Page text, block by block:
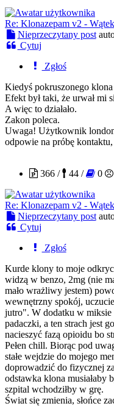
Re: Klonazepam v2 -
Nieprzeczytany post
Cytuj
Zgłoś
Kiedyś pokruszonego klona
Efekt był taki, że urwał mi
A więc to działało.
Zakon poleca.
Uwaga! Użytkownik
odpowie na próbę
366 /
44 / 0
Re: Klonazepam v2 -
Nieprzeczytany post
Cytuj
Zgłoś
Kurde klony to moje
widzą w benzo, 2mg (nie
mało wrażliwy jestem)
wewnętrzny spokój,
jutro". W dodatku w miksie
padaczki, a ten strach jest
nacieszyć fazą opioidu bo
Pełen chill. Biorąc pod
stałe wejdzie do mojego
doprowadzić do fizycznej
odstawka klona musiałaby
szpital wchodziłby w grę.
Świat się zmienia, słońce